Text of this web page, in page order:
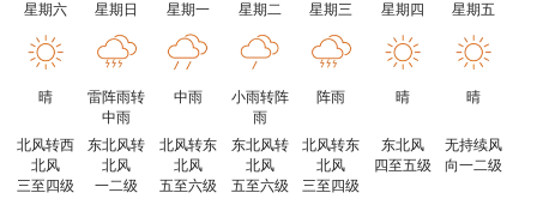
星期六
星期日 星期一 星期二 星期三 星期四 星期五
晴
雷阵雨转
中雨
中雨
小雨转阵
雨
阵雨 晴 晴
北风转西
北风
三至四级
东北风转
北风
一二级
北风转东
北风
五至六级
东北风转
北风
五至六级
北风转东
北风
三至四级
东北风
四至五级
无持续风
向一二级